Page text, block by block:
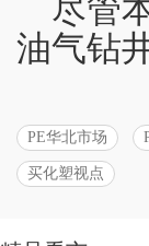
尽管
油气钻
PE华北市场
买化塑视点
分